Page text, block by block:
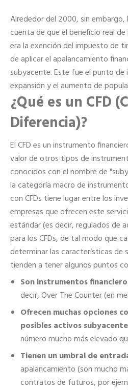
Alrededor del 2000, sin embargo,
cuenta de que el beneficio real
era la exención del impuesto de
de aplicar el apalancamiento
subyacente. Este fue el punto de
expansión y el aumento de
¿Qué es un CFD
Diferencia)?
El CFD es un instrumento
valor de otros tipos de
conocidos con el nombre de
la categoría macro de
con CFDs tiene lugar entre los
empresas que ofrecen este
estándar (es decir, regulados de
para los CFDs, de tal modo que
determinar las características
tienden a tener algunos puntos
Son instrumentos
decir, Over The Counter (en
Ofrecen muchas opciones
posibles activos
número mucho más elevado
Tienen un umbral de
apalancamiento (son mucho
contratos de futuros, por